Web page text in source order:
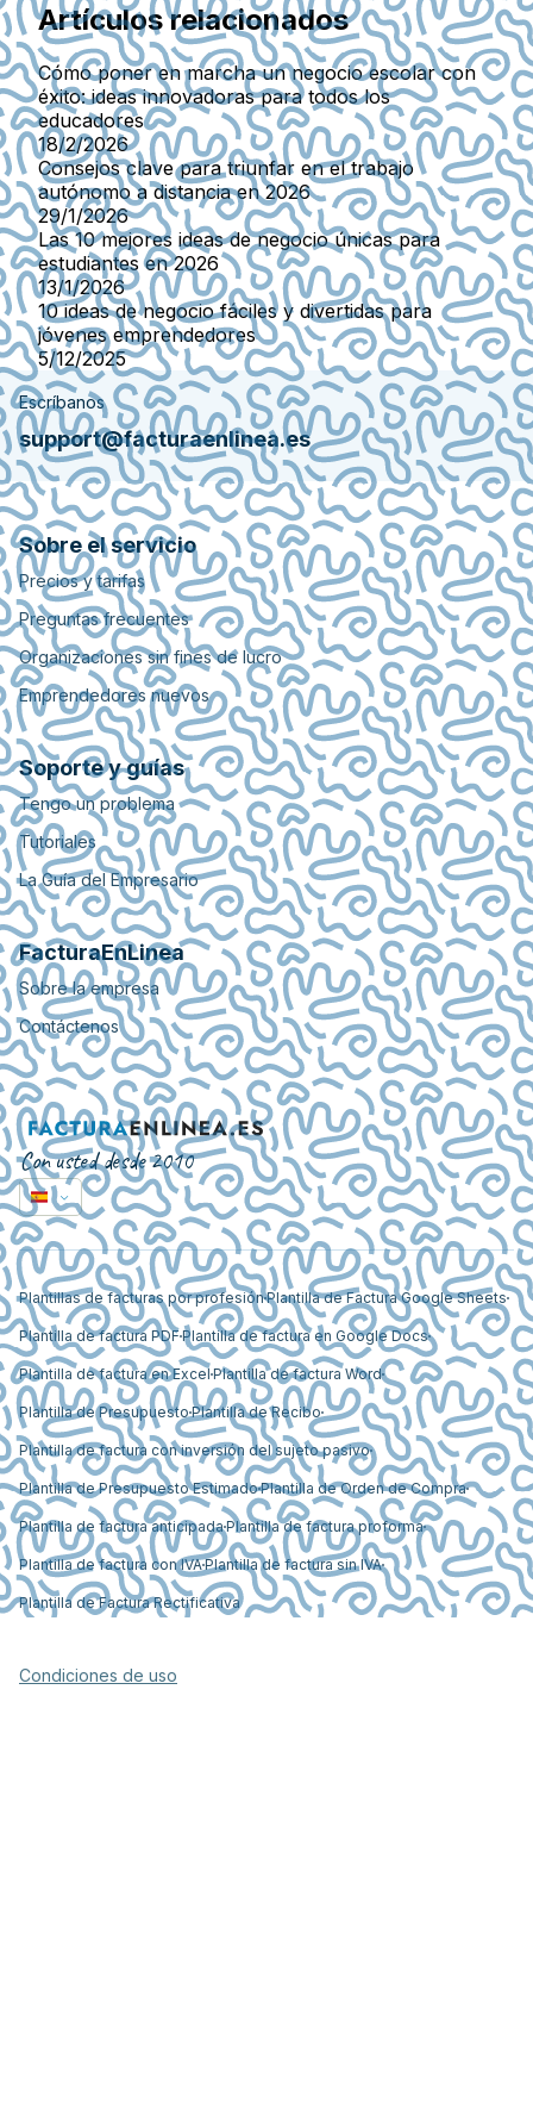
Artículos relacionados
Cómo poner en marcha un negocio escolar con
éxito: ideas innovadoras para todos los
educadores
18/2/2026
Consejos clave para triunfar en el trabajo
autónomo a distancia en 2026
29/1/2026
Las 10 mejores ideas de negocio únicas para
estudiantes en 2026
13/1/2026
10 ideas de negocio fáciles y divertidas para
jóvenes emprendedores
5/12/2025
Escríbanos
support@facturaenlinea.es
Sobre el servicio
Precios y tarifas
Preguntas frecuentes
Organizaciones sin fines de lucro
Emprendedores nuevos
Soporte y guías
Tengo un problema
Tutoriales
La Guía del Empresario
FacturaEnLinea
Sobre la empresa
Contáctenos
Con usted desde 2010
Plantillas de facturas por profesiónPlantilla de Factura Google Sheets
Plantilla de factura PDF Plantilla de factura en Google Docs
Plantilla de factura en Excel Plantilla de factura Word
Plantilla de PresupuestoPlantilla de Recibo
Plantilla de factura con inversión del sujeto pasivo
Plantilla de Presupuesto EstimadoPlantilla de Orden de Compra
Plantilla de factura anticipadaPlantilla de factura proforma
Plantilla de factura con IVAPlantilla de factura sin IVA
Plantilla de Factura Rectificativa
Condiciones de uso